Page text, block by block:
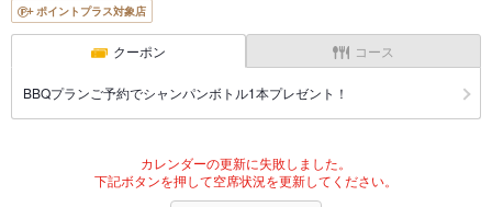
ポイントプラス対象店
クーポン コース
BBQプランご予約でシャンパンボトル1本プレゼント！
カレンダーの更新に失敗しました。
下記ボタンを押して空席状況を更新してください。